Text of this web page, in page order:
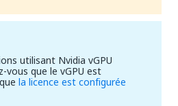
utilisant Nvidia vGPU
que le vGPU est
la licence est configurée